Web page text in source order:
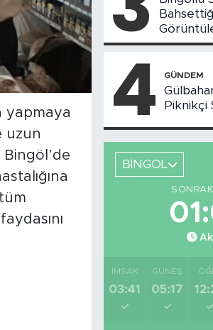
yapmaya
uzun
Bingöl’de
4 GÜNDEM
Piknikçi
BİNGÖL
İMSAK
03:41
GÜNEŞ
05:17